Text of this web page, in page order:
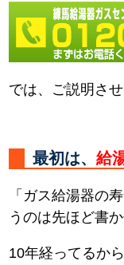
では、ご説明さ
最初は、給
「ガス給湯器の
うのは先ほど書
10年経ってるか